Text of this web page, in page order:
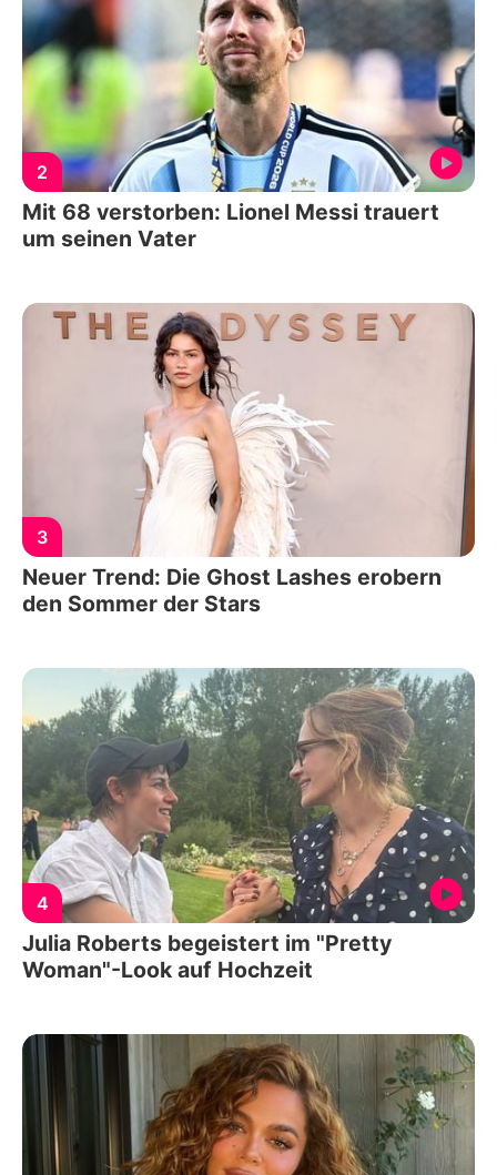
2
Mit 68 verstorben: Lionel Messi trauert
um seinen Vater
3
Neuer Trend: Die Ghost Lashes erobern
den Sommer der Stars
4
Julia Roberts begeistert im "Pretty
Woman"-Look auf Hochzeit